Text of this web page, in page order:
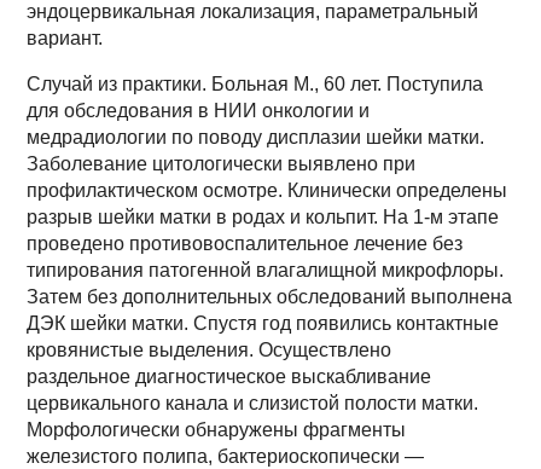
эндоцервикальная локализация, параметральный
вариант.
Случай из практики. Больная М., 60 лет. Поступила
для обследования в НИИ онкологии и
медрадиологии по поводу дисплазии шейки матки.
Заболевание цитологически выявлено при
профилактическом осмотре. Клинически определены
разрыв шейки матки в родах и кольпит. На 1-м этапе
проведено противовоспалительное лечение без
типирования патогенной влагалищной микрофлоры.
Затем без дополнительных обследований выполнена
ДЭК шейки матки. Спустя год появились контактные
кровянистые выделения. Осуществлено
раздельное диагностическое выскабливание
цервикального канала и слизистой полости матки.
Морфологически обнаружены фрагменты
железистого полипа, бактериоскопически —